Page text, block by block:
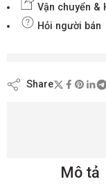
Vận chuyển &
Hỏi người bán
Share
Mô tả